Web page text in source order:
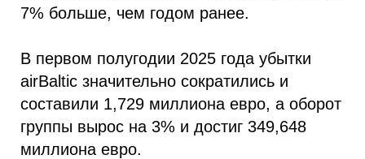
7% больше, чем годом ранее.
В первом полугодии 2025 года убытки
airBaltic значительно сократились и
составили 1,729 миллиона евро, а оборот
группы вырос на 3% и достиг 349,648
миллиона евро.